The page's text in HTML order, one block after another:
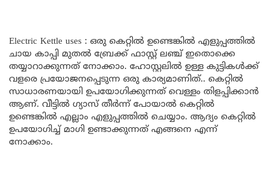
Electric Kettle uses : ഒരു കെറ്റിൽ ഉണ്ടെങ്കിൽ എളുപ്പത്തിൽ
ചായ കാപ്പി മുതൽ ബ്രേക്ക് ഫാസ്റ്റ് ലഞ്ച് ഇതൊക്കെ
തയ്യാറാക്കുന്നത് നോക്കാം. ഹോസ്റ്റലിൽ ഉള്ള കുട്ടികൾക്ക്
വളരെ പ്രയോജനപ്പെടുന്ന ഒരു കാര്യമാണിത്.. കെറ്റിൽ
സാധാരണയായി ഉപയോഗിക്കുന്നത് വെള്ളം തിളപ്പിക്കാൻ
ആണ്. വീട്ടിൽ ഗ്യാസ് തീർന്ന് പോയാൽ കെറ്റിൽ
ഉണ്ടെങ്കിൽ എല്ലാം എളുപ്പത്തിൽ ചെയ്യാം. ആദ്യം കെറ്റിൽ
ഉപയോഗിച്ച് മാഗി ഉണ്ടാക്കുന്നത് എങ്ങനെ എന്ന്
നോക്കാം.